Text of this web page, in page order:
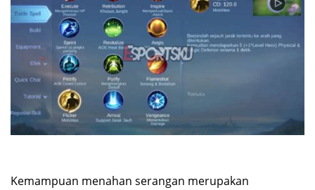
Kemampuan menahan serangan merupakan